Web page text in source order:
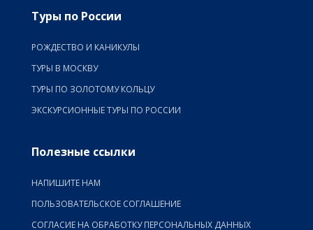
Туры по России
РОЖДЕСТВО И КАНИКУЛЫ
ТУРЫ В МОСКВУ
ТУРЫ ПО ЗОЛОТОМУ КОЛЬЦУ
ЭКСКУРСИОННЫЕ ТУРЫ ПО РОССИИ
Полезные ссылки
НАПИШИТЕ НАМ
ПОЛЬЗОВАТЕЛЬСКОЕ СОГЛАШЕНИЕ
СОГЛАСИЕ НА ОБРАБОТКУ ПЕРСОНАЛЬНЫХ ДАННЫХ